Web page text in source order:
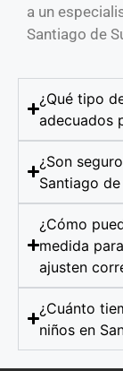
a un
Santiago de
¿Qué tipo
adecuados
¿Son
Santiago
¿Cómo
medida
ajusten
¿Cuánto
niños en